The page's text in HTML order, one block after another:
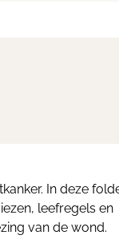
In deze
leefregels en
van de wond.